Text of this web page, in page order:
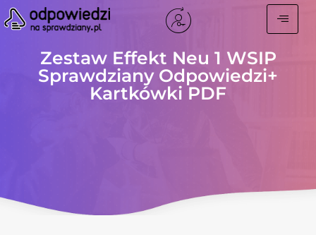
Zestaw Effekt Neu 1 WSIP
Sprawdziany Odpowiedzi+
Kartkówki PDF